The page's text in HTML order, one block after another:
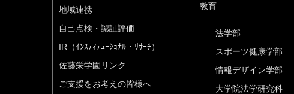
地域連携
自己点検・認証評価
IR（ｲﾝｽﾃｨﾃｭｰｼｮﾅﾙ・ﾘｻｰﾁ）
佐藤栄学園リンク
ご支援をお考えの皆様へ
教育
法学部
スポーツ健康学部
情報デザイン学部
大学院法学研究科